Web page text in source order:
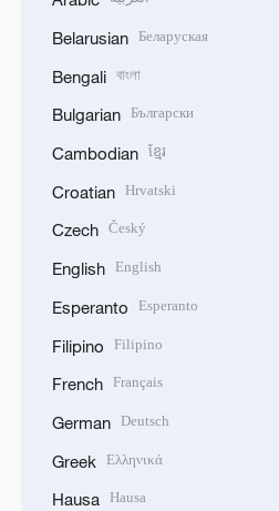
Belarusian Беларуская
Bengali বাংলা
Bulgarian Български
Cambodian ខ្មែរ
Croatian Hrvatski
Czech Český
English English
Esperanto Esperanto
Filipino Filipino
French Français
German Deutsch
Greek Ελληνικά
Hausa Hausa